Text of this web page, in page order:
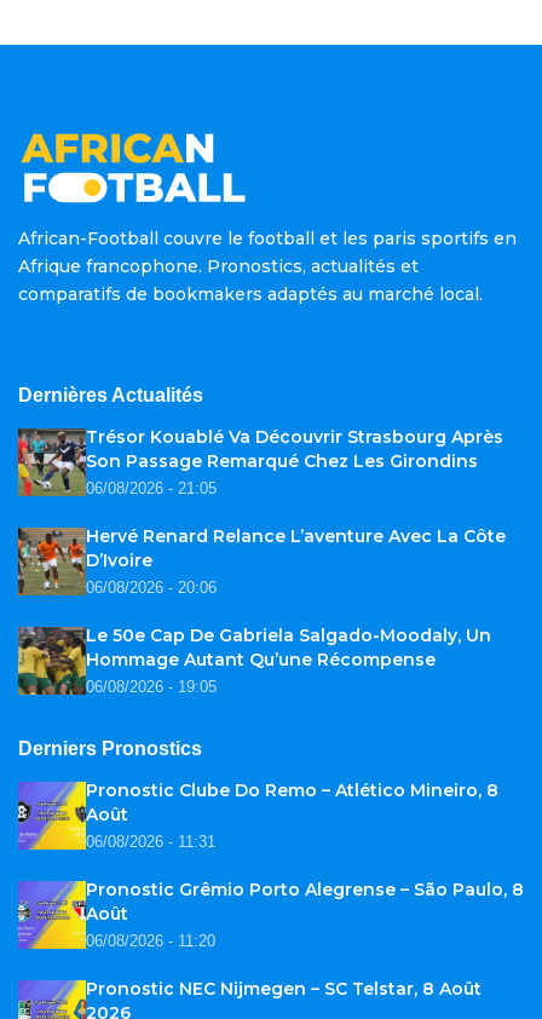
African-Football couvre le football et les paris sportifs en
Afrique francophone. Pronostics, actualités et
comparatifs de bookmakers adaptés au marché local.
Dernières Actualités
Trésor Kouablé Va Découvrir Strasbourg Après
Son Passage Remarqué Chez Les Girondins
06/08/2026 - 21:05
Hervé Renard Relance L’aventure Avec La Côte
D’Ivoire
06/08/2026 - 20:06
Le 50e Cap De Gabriela Salgado-Moodaly, Un
Hommage Autant Qu’une Récompense
06/08/2026 - 19:05
Derniers Pronostics
Pronostic Clube Do Remo – Atlético Mineiro, 8
Août
06/08/2026 - 11:31
Pronostic Grêmio Porto Alegrense – São Paulo, 8
Août
06/08/2026 - 11:20
Pronostic NEC Nijmegen – SC Telstar, 8 Août
2026